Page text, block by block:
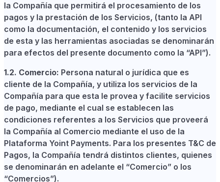
la Compañía que permitirá el procesamiento de los
pagos y la prestación de los Servicios, (tanto la API
como la documentación, el contenido y los servicios
de esta y las herramientas asociadas se denominarán
para efectos del presente documento como la “API”).
1.2. Comercio: Persona natural o jurídica que es
cliente de la Compañía, y utiliza los servicios de la
Compañía para que esta le provea y facilite servicios
de pago, mediante el cual se establecen las
condiciones referentes a los Servicios que proveerá
la Compañía al Comercio mediante el uso de la
Plataforma Yoint Payments. Para los presentes T&C de
Pagos, la Compañía tendrá distintos clientes, quienes
se denominarán en adelante el “Comercio” o los
“Comercios”).